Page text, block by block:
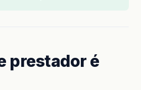
prestador é